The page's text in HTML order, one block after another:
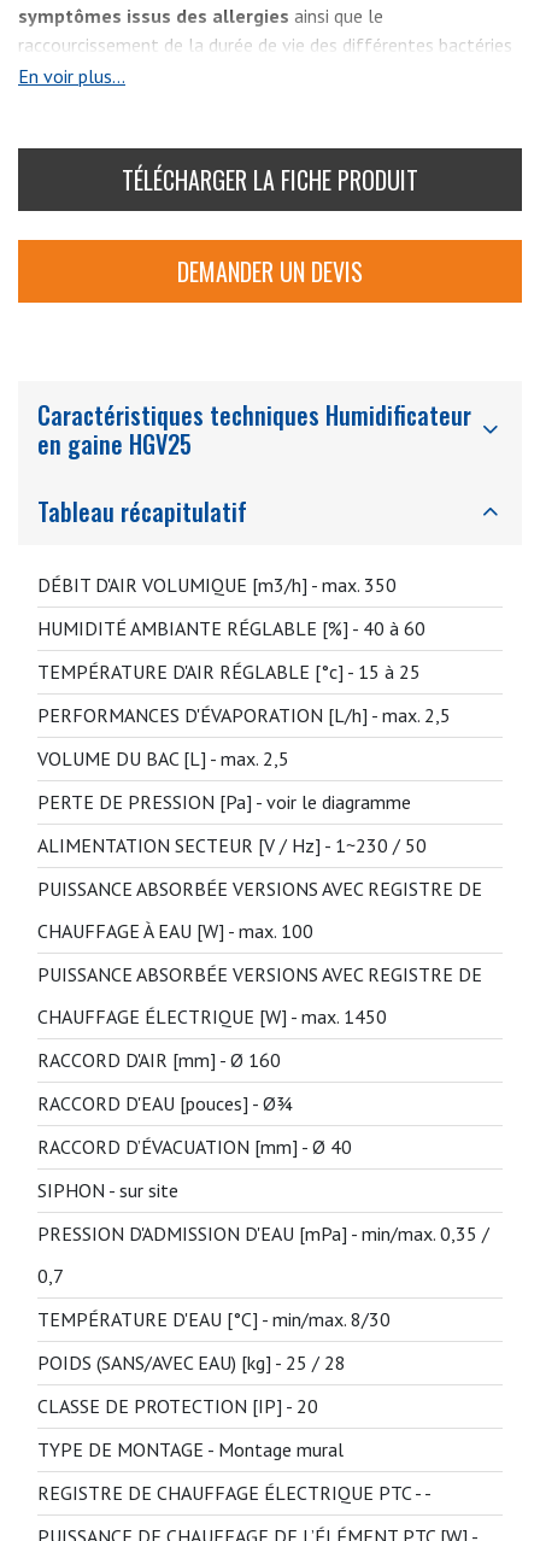
symptômes issus des allergies ainsi que le
raccourcissement de la durée de vie des différentes bactéries
et virus.
de l’eau par lumière UVC pourempêcher la prolifération des
bactéries et des germes.
En voir plus...
TÉLÉCHARGER LA FICHE PRODUIT
DEMANDER UN DEVIS
Caractéristiques techniques Humidificateur
en gaine HGV25
Tableau récapitulatif
DÉBIT D'AIR VOLUMIQUE [m3/h] - max. 350
HUMIDITÉ AMBIANTE RÉGLABLE [%] - 40 à 60
TEMPÉRATURE D'AIR RÉGLABLE [°c] - 15 à 25
PERFORMANCES D'ÉVAPORATION [L/h] - max. 2,5
VOLUME DU BAC [L] - max. 2,5
PERTE DE PRESSION [Pa] - voir le diagramme
ALIMENTATION SECTEUR [V / Hz] - 1~230 / 50
PUISSANCE ABSORBÉE VERSIONS AVEC REGISTRE DE
CHAUFFAGE À EAU [W] - max. 100
PUISSANCE ABSORBÉE VERSIONS AVEC REGISTRE DE
CHAUFFAGE ÉLECTRIQUE [W] - max. 1450
RACCORD D'AIR [mm] - Ø 160
RACCORD D'EAU [pouces] - Ø3⁄4
RACCORD D’ÉVACUATION [mm] - Ø 40
SIPHON - sur site
PRESSION D'ADMISSION D'EAU [mPa] - min/max. 0,35 /
0,7
TEMPÉRATURE D'EAU [°C] - min/max. 8/30
POIDS (SANS/AVEC EAU) [kg] - 25 / 28
CLASSE DE PROTECTION [IP] - 20
TYPE DE MONTAGE - Montage mural
REGISTRE DE CHAUFFAGE ÉLECTRIQUE PTC - -
PUISSANCE DE CHAUFFAGE DE L’ÉLÉMENT PTC [W] -